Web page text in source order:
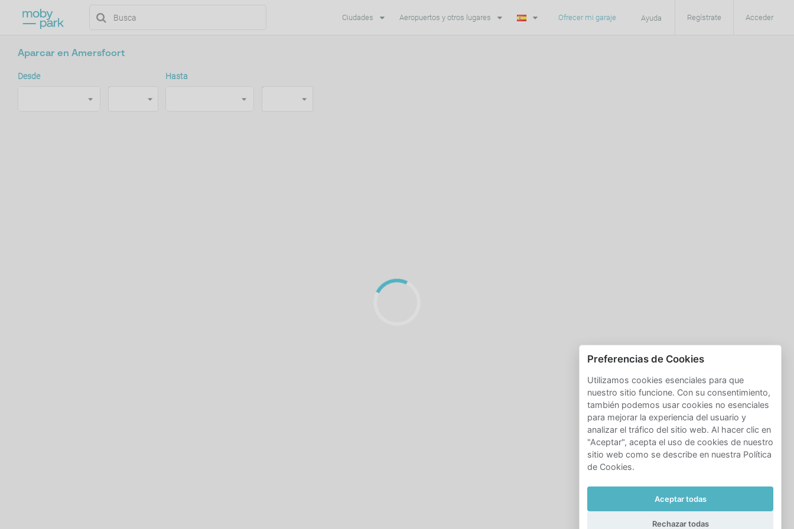
Ofrecer mi garaje Ayuda Regístrate Acceder
Ciudades Aeropuertos y otros lugares
Aparcar en Amersfoort
Desde Hasta
Preferencias de Cookies
Utilizamos cookies esenciales para que
nuestro sitio funcione. Con su consentimiento,
también podemos usar cookies no esenciales
para mejorar la experiencia del usuario y
analizar el tráfico del sitio web. Al hacer clic en
"Aceptar", acepta el uso de cookies de nuestro
sitio web como se describe en nuestra Política
de Cookies.
Aceptar todas
Rechazar todas